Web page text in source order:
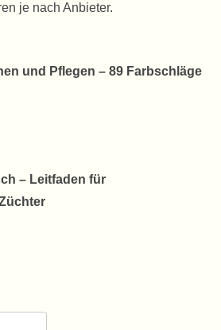
je nach Anbieter.
und Pflegen – 89 Farbschläge
– Leitfaden für